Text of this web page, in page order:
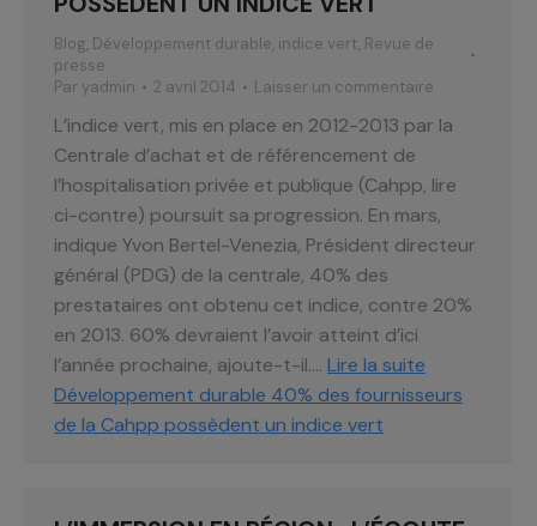
Blog, Développement durable, indice vert, Revue de
presse
Par yadmin 2 avril 2014 Laisser un commentaire
L’indice vert, mis en place en 2012-2013 par la
Centrale d’achat et de référencement de
l’hospitalisation privée et publique (Cahpp, lire
ci-contre) poursuit sa progression. En mars,
indique Yvon Bertel-Venezia, Président directeur
général (PDG) de la centrale, 40% des
prestataires ont obtenu cet indice, contre 20%
en 2013. 60% devraient l’avoir atteint d’ici
l’année prochaine, ajoute-t-il.… Lire la suite
Développement durable 40% des fournisseurs
de la Cahpp possèdent un indice vert